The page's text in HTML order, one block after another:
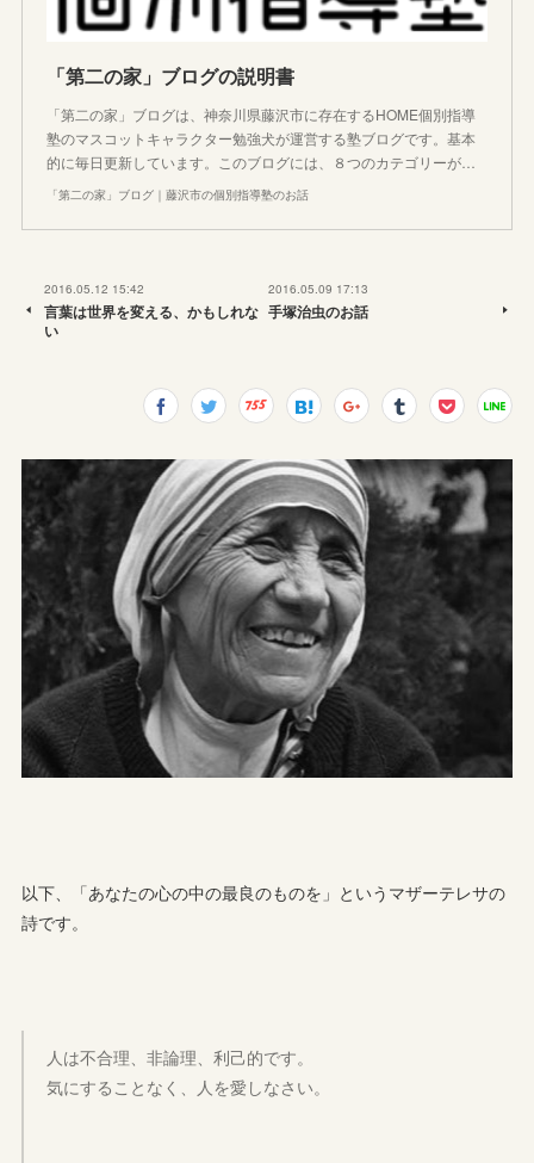
「第二の家」ブログの説明書
「第二の家」ブログは、神奈川県藤沢市に存在するHOME個別指導
塾のマスコットキャラクター勉強犬が運営する塾ブログです。基本
的に毎日更新しています。このブログには、８つのカテゴリーが…
「第二の家」ブログ｜藤沢市の個別指導塾のお話
2016.05.12 15:42
言葉は世界を変える、かもしれな
い
2016.05.09 17:13
手塚治虫のお話
以下、「あなたの心の中の最良のものを」というマザーテレサの
詩です。
人は不合理、非論理、利己的です。
気にすることなく、人を愛しなさい。